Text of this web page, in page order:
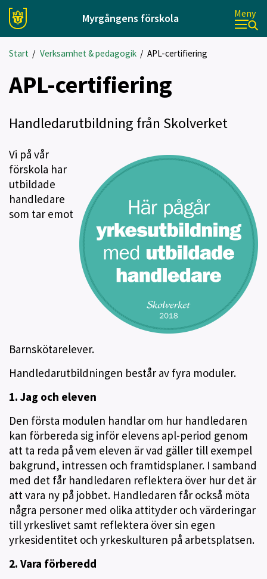
Myrgångens förskola Meny
Start / Verksamhet & pedagogik/ APL-certifiering
APL-certifiering
Handledarutbildning från Skolverket
Vi på vår
förskola har
utbildade
handledare
som tar emot
Barnskötarelever.
Handledarutbildningen består av fyra moduler.
1. Jag och eleven
Den första modulen handlar om hur handledaren
kan förbereda sig inför elevens apl-period genom
att ta reda på vem eleven är vad gäller till exempel
bakgrund, intressen och framtidsplaner. I samband
med det får handledaren reflektera över hur det är
att vara ny på jobbet. Handledaren får också möta
några personer med olika attityder och värderingar
till yrkeslivet samt reflektera över sin egen
yrkesidentitet och yrkeskulturen på arbetsplatsen.
2. Vara förberedd